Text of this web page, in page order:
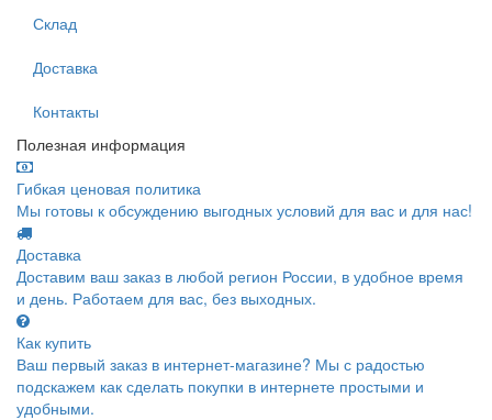
Склад
Доставка
Контакты
Полезная информация
Гибкая ценовая политика
Мы готовы к обсуждению выгодных условий для вас и для нас!
Доставка
Доставим ваш заказ в любой регион России, в удобное время
и день. Работаем для вас, без выходных.
Как купить
Ваш первый заказ в интернет-магазине? Мы с радостью
подскажем как сделать покупки в интернете простыми и
удобными.